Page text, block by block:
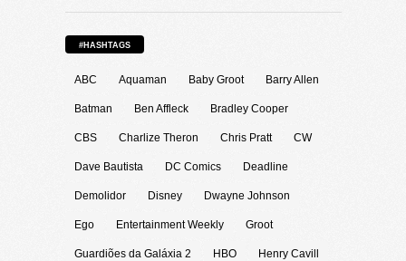
#HASHTAGS
ABC Aquaman Baby Groot Barry Allen
Batman Ben Affleck Bradley Cooper
CBS Charlize Theron Chris Pratt CW
Dave Bautista DC Comics Deadline
Demolidor Disney Dwayne Johnson
Ego Entertainment Weekly Groot
Guardiões da Galáxia 2 HBO Henry Cavill